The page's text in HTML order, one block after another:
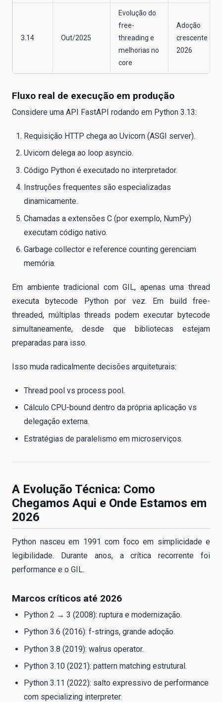
3.14 Out/2025
Evolução do
free-
threading e
melhorias no
core
Adoção
crescente em
2026
Fluxo real de execução em produção
Considere uma API FastAPI rodando em Python 3.13:
Requisição HTTP chega ao Uvicorn (ASGI server).
Uvicorn delega ao loop asyncio.
Código Python é executado no interpretador.
Instruções frequentes são especializadas
dinamicamente.
Chamadas a extensões C (por exemplo, NumPy)
executam código nativo.
Garbage collector e reference counting gerenciam
memória.
Em ambiente tradicional com GIL, apenas uma thread
executa bytecode Python por vez. Em build free-
threaded, múltiplas threads podem executar bytecode
simultaneamente, desde que bibliotecas estejam
preparadas para isso.
Isso muda radicalmente decisões arquiteturais:
Thread pool vs process pool.
Cálculo CPU-bound dentro da própria aplicação vs
delegação externa.
Estratégias de paralelismo em microserviços.
A Evolução Técnica: Como
Chegamos Aqui e Onde Estamos em
2026
Python nasceu em 1991 com foco em simplicidade e
legibilidade. Durante anos, a crítica recorrente foi
performance e o GIL.
Marcos críticos até 2026
Python 2 → 3 (2008): ruptura e modernização.
Python 3.6 (2016): f-strings, grande adoção.
Python 3.8 (2019): walrus operator.
Python 3.10 (2021): pattern matching estrutural.
Python 3.11 (2022): salto expressivo de performance
com specializing interpreter.